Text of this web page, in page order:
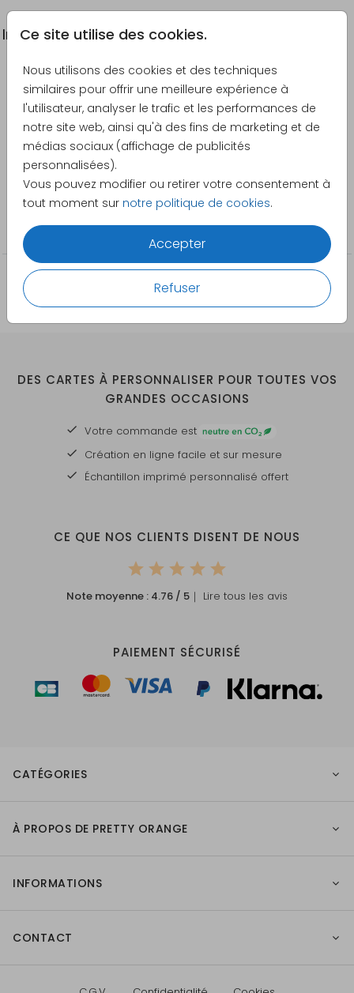
Ce site utilise des cookies.
Nous utilisons des cookies et des techniques
similaires pour offrir une meilleure expérience à
l'utilisateur, analyser le trafic et les performances de
notre site web, ainsi qu'à des fins de marketing et de
médias sociaux (affichage de publicités
personnalisées).
Vous pouvez modifier ou retirer votre consentement à
tout moment sur notre politique de cookies.
Accepter
Refuser
Informations du produit
Description
Carte de voeux originale avec photos, sucre de
canne et message
Créateur
Pretty Orange
Catégorie
Famille et amis
DES CARTES À PERSONNALISER POUR TOUTES VOS
GRANDES OCCASIONS
Votre commande est
Création en ligne facile et sur mesure
Échantillon imprimé personnalisé offert
CE QUE NOS CLIENTS DISENT DE NOUS
Note moyenne : 4.76 / 5 ｜ Lire tous les avis
PAIEMENT SÉCURISÉ
CATÉGORIES
À PROPOS DE PRETTY ORANGE
INFORMATIONS
CONTACT